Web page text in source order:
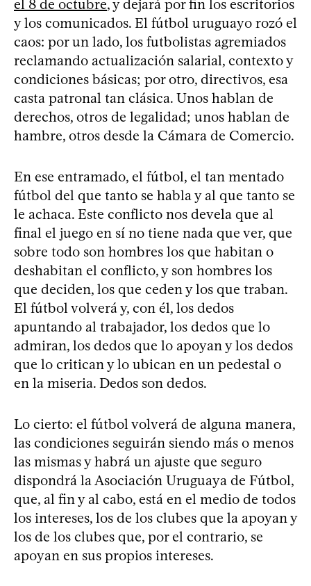
el 8 de octubre, y dejará por fin los escritorios
y los comunicados. El fútbol uruguayo rozó el
caos: por un lado, los futbolistas agremiados
reclamando actualización salarial, contexto y
condiciones básicas; por otro, directivos, esa
casta patronal tan clásica. Unos hablan de
derechos, otros de legalidad; unos hablan de
hambre, otros desde la Cámara de Comercio.
En ese entramado, el fútbol, el tan mentado
fútbol del que tanto se habla y al que tanto se
le achaca. Este conflicto nos devela que al
final el juego en sí no tiene nada que ver, que
sobre todo son hombres los que habitan o
deshabitan el conflicto, y son hombres los
que deciden, los que ceden y los que traban.
El fútbol volverá y, con él, los dedos
apuntando al trabajador, los dedos que lo
admiran, los dedos que lo apoyan y los dedos
que lo critican y lo ubican en un pedestal o
en la miseria. Dedos son dedos.
Lo cierto: el fútbol volverá de alguna manera,
las condiciones seguirán siendo más o menos
las mismas y habrá un ajuste que seguro
dispondrá la Asociación Uruguaya de Fútbol,
que, al fin y al cabo, está en el medio de todos
los intereses, los de los clubes que la apoyan y
los de los clubes que, por el contrario, se
apoyan en sus propios intereses.